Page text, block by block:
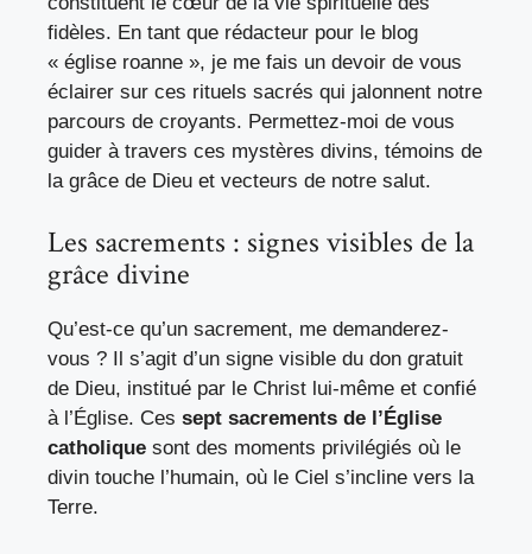
fidèles. En tant que rédacteur pour le blog
« église roanne », je me fais un devoir de vous
éclairer sur ces rituels sacrés qui jalonnent notre
parcours de croyants. Permettez-moi de vous
guider à travers ces mystères divins, témoins de
la grâce de Dieu et vecteurs de notre salut.
Les sacrements : signes visibles de la
grâce divine
Qu’est-ce qu’un sacrement, me demanderez-
vous ? Il s’agit d’un signe visible du don gratuit
de Dieu, institué par le Christ lui-même et confié
à l’Église. Ces sept sacrements de l’Église
catholique sont des moments privilégiés où le
divin touche l’humain, où le Ciel s’incline vers la
Terre.